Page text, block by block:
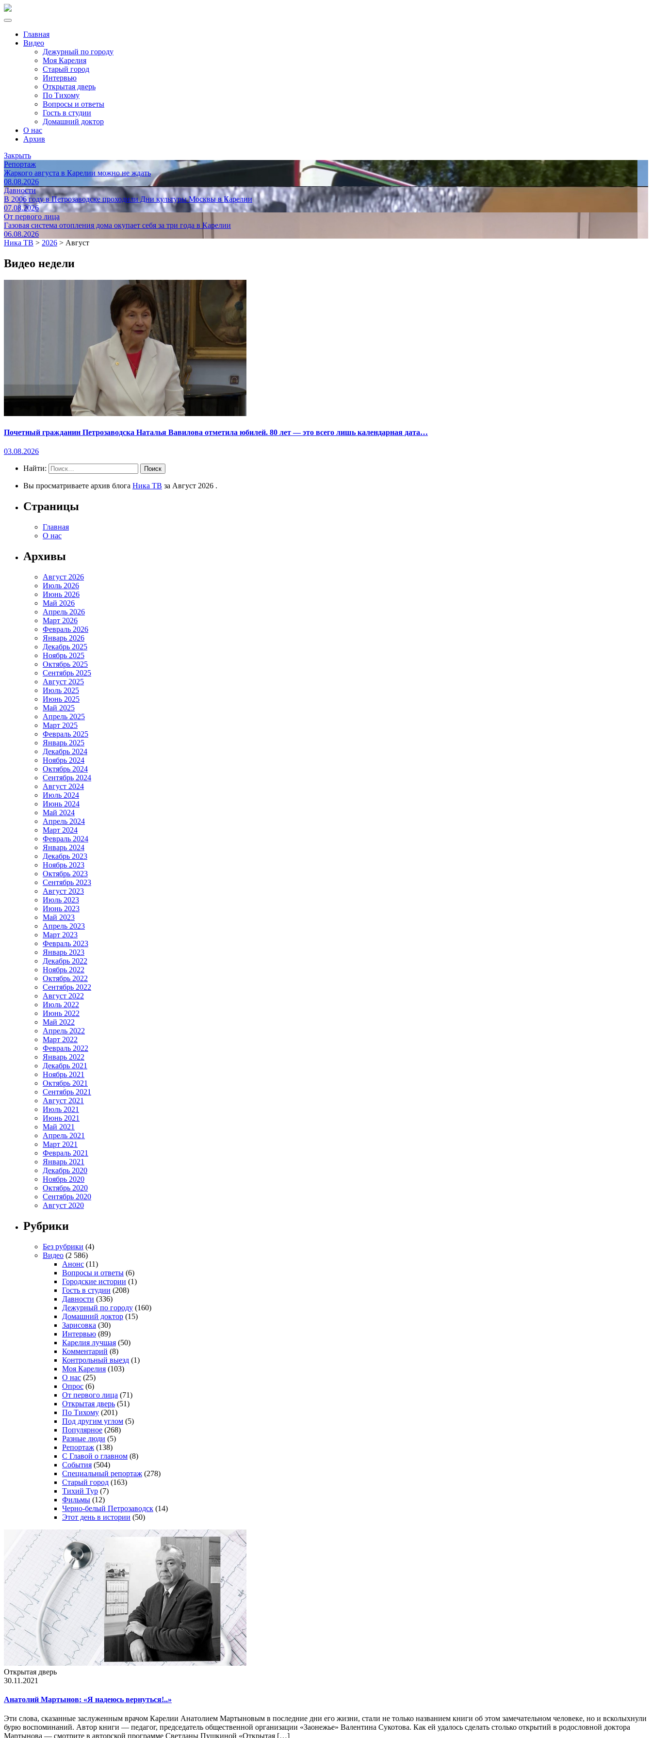
Главная
Видео
Дежурный по городу
Моя Карелия
Старый город
Интервью
Открытая дверь
По Тихому
Вопросы и ответы
Гость в студии
Домашний доктор
О нас
Архив
Закрыть
Репортаж
Жаркого августа в Карелии можно не ждать
08.08.2026
Давности
В 2006 году в Петрозаводске проходили Дни культуры Москвы в Карелии
07.08.2026
От первого лица
Газовая система отопления дома окупает себя за три года в Карелии
06.08.2026
Ника ТВ > 2026 > Август
Видео недели
Почетный гражданин Петрозаводска Наталья Вавилова отметила юбилей. 80 лет — это всего лишь календарная дата…
03.08.2026
Найти:
Вы просматриваете архив блога Ника ТВ за Август 2026 .
Страницы
Главная
О нас
Архивы
Август 2026
Июль 2026
Июнь 2026
Май 2026
Апрель 2026
Март 2026
Февраль 2026
Январь 2026
Декабрь 2025
Ноябрь 2025
Октябрь 2025
Сентябрь 2025
Август 2025
Июль 2025
Июнь 2025
Май 2025
Апрель 2025
Март 2025
Февраль 2025
Январь 2025
Декабрь 2024
Ноябрь 2024
Октябрь 2024
Сентябрь 2024
Август 2024
Июль 2024
Июнь 2024
Май 2024
Апрель 2024
Март 2024
Февраль 2024
Январь 2024
Декабрь 2023
Ноябрь 2023
Октябрь 2023
Сентябрь 2023
Август 2023
Июль 2023
Июнь 2023
Май 2023
Апрель 2023
Март 2023
Февраль 2023
Январь 2023
Декабрь 2022
Ноябрь 2022
Октябрь 2022
Сентябрь 2022
Август 2022
Июль 2022
Июнь 2022
Май 2022
Апрель 2022
Март 2022
Февраль 2022
Январь 2022
Декабрь 2021
Ноябрь 2021
Октябрь 2021
Сентябрь 2021
Август 2021
Июль 2021
Июнь 2021
Май 2021
Апрель 2021
Март 2021
Февраль 2021
Январь 2021
Декабрь 2020
Ноябрь 2020
Октябрь 2020
Сентябрь 2020
Август 2020
Рубрики
Без рубрики (4)
Видео (2 586)
Анонс (11)
Вопросы и ответы (6)
Городские истории (1)
Гость в студии (208)
Давности (336)
Дежурный по городу (160)
Домашний доктор (15)
Зарисовка (30)
Интервью (89)
Карелия лучшая (50)
Комментарий (8)
Контрольный выезд (1)
Моя Карелия (103)
О нас (25)
Опрос (6)
От первого лица (71)
Открытая дверь (51)
По Тихому (201)
Под другим углом (5)
Популярное (268)
Разные люди (5)
Репортаж (138)
С Главой о главном (8)
События (504)
Специальный репортаж (278)
Старый город (163)
Тихий Тур (7)
Фильмы (12)
Черно-белый Петрозаводск (14)
Этот день в истории (50)
Открытая дверь
30.11.2021
Анатолий Мартынов: «Я надеюсь вернуться!..»
Эти слова, сказанные заслуженным врачом Карелии Анатолием Мартыновым в последние дни его жизни, стали не только названием книги об этом замечательном человеке, но и всколыхнули
бурю воспоминаний. Автор книги — педагог, председатель общественной организации «Заонежье» Валентина Сукотова. Как ей удалось сделать столько открытий в родословной доктора
Мартынова — смотрите в авторской программе Светланы Пушкиной «Открытая […]